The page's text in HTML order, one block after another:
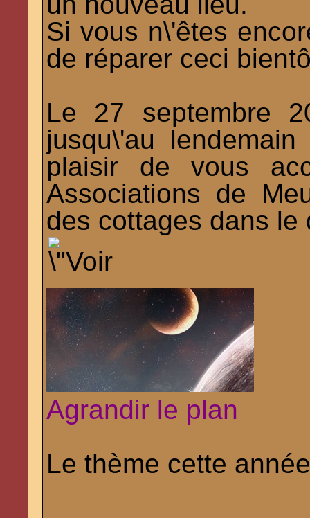
Si vous n\'êtes
de réparer ceci
Le 27 septembre
jusqu\'au
plaisir de vous
Associations de
des cottages dans le
Agrandir le plan
Le thème cette